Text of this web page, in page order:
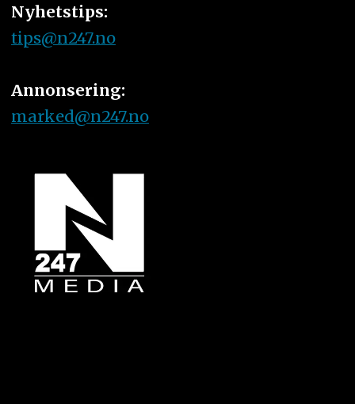
Nyhetstips:
tips@n247.no
Annonsering:
marked@n247.no